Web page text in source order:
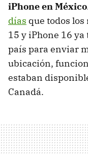
iPhone en México
días que todos
15 y iPhone 16
país para enviar
ubicación,
estaban
Canadá.